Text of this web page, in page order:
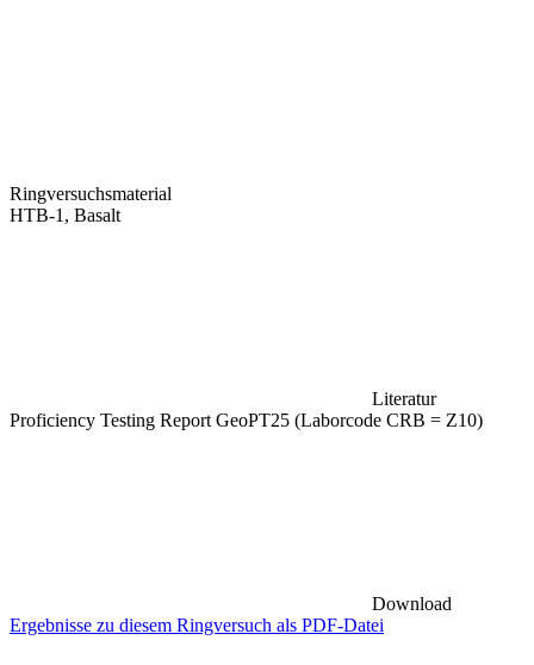
Ringversuchsmaterial
HTB-1, Basalt
Literatur
Proficiency Testing Report GeoPT25 (Laborcode CRB = Z10)
Download
Ergebnisse zu diesem Ringversuch als PDF-Datei